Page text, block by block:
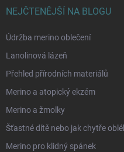
NEJČTENĚJŠÍ NA BLOGU
Údržba merino oblečení
Lanolinová lázeň
Přehled přírodních materiálů
Merino a atopický ekzém
Merino a žmolky
Šťastné dítě nebo jak chytře
Merino pro klidný spánek